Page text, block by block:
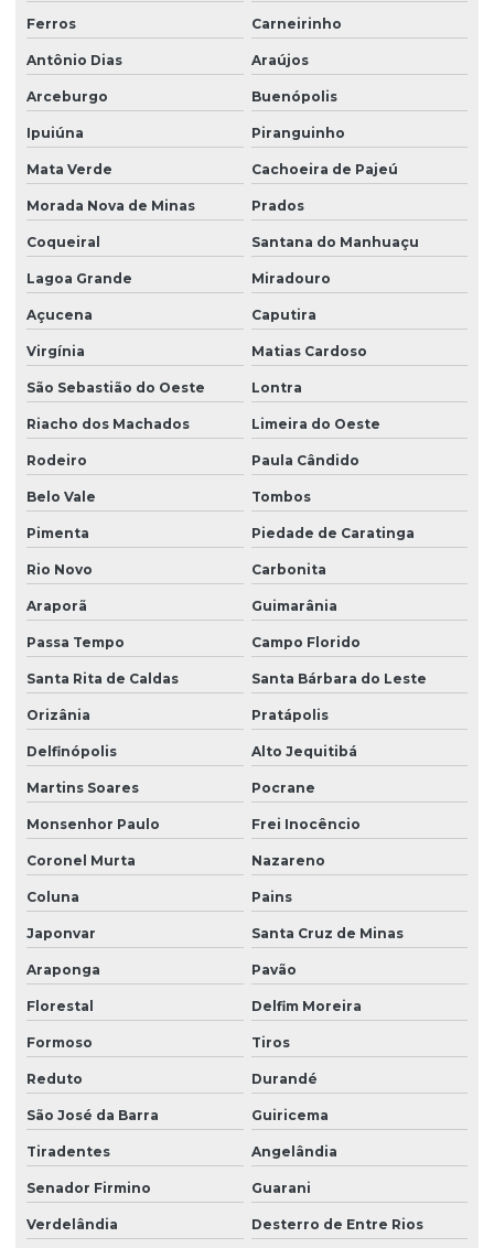
Ferros Carneirinho
Antônio Dias Araújos
Arceburgo Buenópolis
Ipuiúna Piranguinho
Mata Verde Cachoeira de Pajeú
Morada Nova de Minas Prados
Coqueiral Santana do Manhuaçu
Lagoa Grande Miradouro
Açucena Caputira
Virgínia Matias Cardoso
São Sebastião do Oeste Lontra
Riacho dos Machados Limeira do Oeste
Rodeiro Paula Cândido
Belo Vale Tombos
Pimenta Piedade de Caratinga
Rio Novo Carbonita
Araporã Guimarânia
Passa Tempo Campo Florido
Santa Rita de Caldas Santa Bárbara do Leste
Orizânia Pratápolis
Delfinópolis Alto Jequitibá
Martins Soares Pocrane
Monsenhor Paulo Frei Inocêncio
Coronel Murta Nazareno
Coluna Pains
Japonvar Santa Cruz de Minas
Araponga Pavão
Florestal Delfim Moreira
Formoso Tiros
Reduto Durandé
São José da Barra Guiricema
Tiradentes Angelândia
Senador Firmino Guarani
Verdelândia Desterro de Entre Rios